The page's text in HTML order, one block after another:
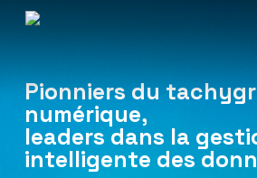
Skip
Pionniers du
numérique,
leaders dans la
intelligente des